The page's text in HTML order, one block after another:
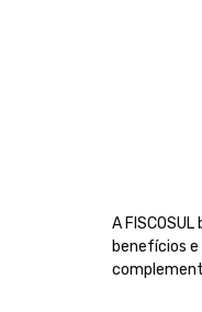
A
benefícios